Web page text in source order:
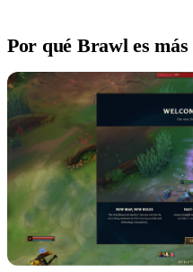
Por qué Brawl es